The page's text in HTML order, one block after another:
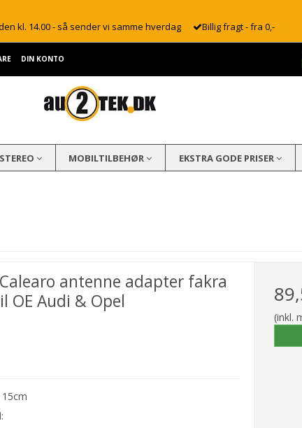
kl. 14.00 - så sender vi samme hverdag Billig fragt - fra 0,-
DIN KONTO
MOBILTILBEHØR EKSTRA GODE PRISER
antenne adapter fakra
OE Audi & Opel
(inkl.